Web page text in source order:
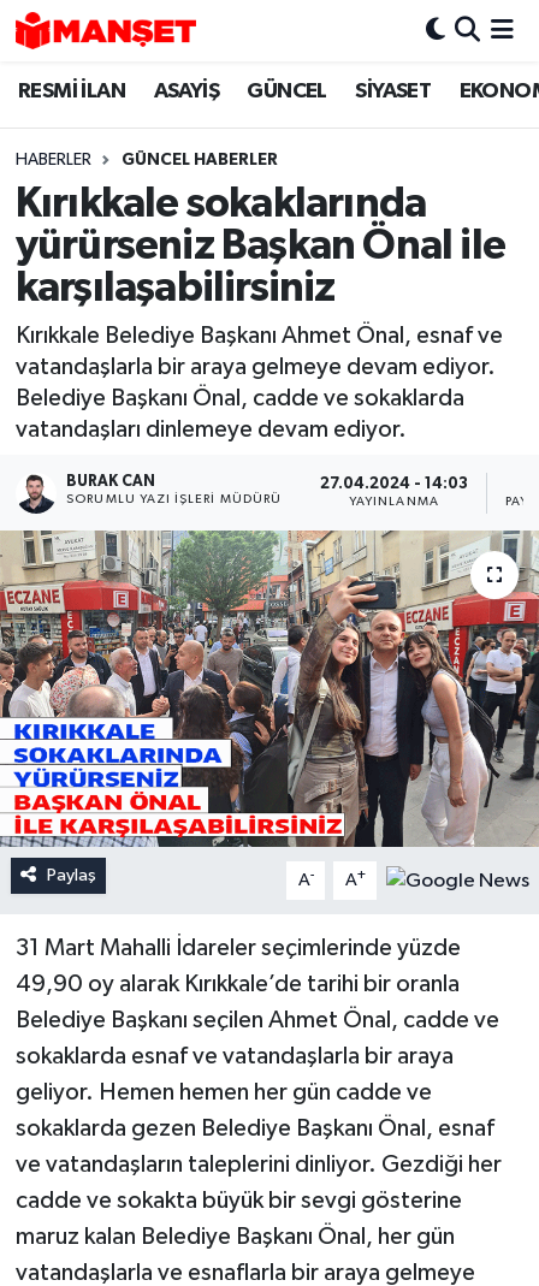
RESMİ İLAN ASAYİŞ GÜNCEL SİYASET
HABERLER GÜNCEL HABERLER
Kırıkkale sokaklarında
yürürseniz Başkan Önal ile
karşılaşabilirsiniz
Kırıkkale Belediye Başkanı Ahmet Önal, esnaf ve
vatandaşlarla bir araya gelmeye devam ediyor.
Belediye Başkanı Önal, cadde ve sokaklarda
vatandaşları dinlemeye devam ediyor.
BURAK CAN
SORUMLU YAZI İŞLERI MÜDÜRÜ
27.04.2024 - 14:03
YAYINLANMA
Paylaş A- A+
31 Mart Mahalli İdareler seçimlerinde yüzde
49,90 oy alarak Kırıkkale’de tarihi bir oranla
Belediye Başkanı seçilen Ahmet Önal, cadde ve
sokaklarda esnaf ve vatandaşlarla bir araya
geliyor. Hemen hemen her gün cadde ve
sokaklarda gezen Belediye Başkanı Önal, esnaf
ve vatandaşların taleplerini dinliyor. Gezdiği her
cadde ve sokakta büyük bir sevgi gösterine
maruz kalan Belediye Başkanı Önal, her gün
vatandaşlarla ve esnaflarla bir araya gelmeye
Hava Durumu
Trafik Durumu
Süper Lig Puan Durumu ve Fikstür
Tüm Manşetler
Son Dakika Haberleri
Haber Arşivi